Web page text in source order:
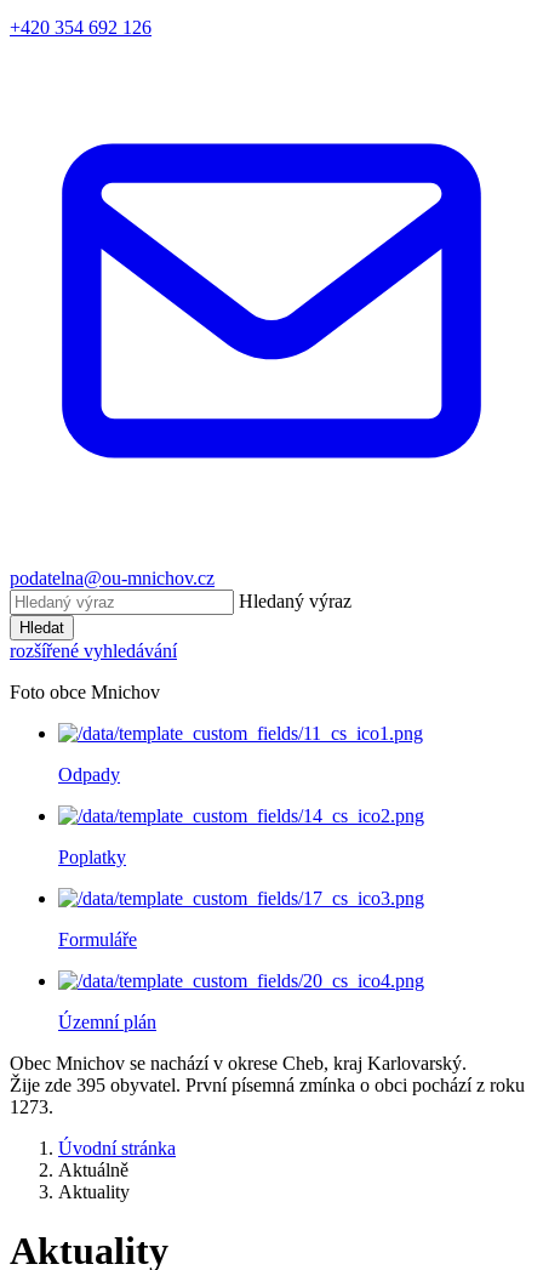
+420 354 692 126
podatelna@ou-mnichov.cz
Hledaný výraz
Hledat
rozšířené vyhledávání
Foto obce Mnichov
Odpady
Poplatky
Formuláře
Územní plán
Obec Mnichov se nachází v okrese Cheb, kraj Karlovarský.
Žije zde 395 obyvatel. První písemná zmínka o obci pochází z roku
1273.
Úvodní stránka
Aktuálně
Aktuality
Aktuality